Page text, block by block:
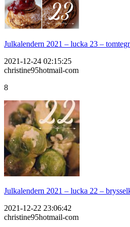
Julkalendern 2021 – lucka 23 –
2021-12-24 02:15:25
christine95hotmail-com
8
Julkalendern 2021 – lucka 22 –
2021-12-22 23:06:42
christine95hotmail-com